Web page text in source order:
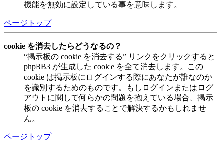
機能を無効に設定している事を意味します。
ページトップ
cookie を消去したらどうなるの？
“掲示板の cookie を消去する” リンクをクリックすると
phpBB3 が生成した cookie を全て消去します。この
cookie は掲示板にログインする際にあなたが誰なのか
を識別するためのものです。もしログインまたはログ
アウトに関して何らかの問題を抱えている場合、掲示
板の cookie を消去することで解決するかもしれませ
ん。
ページトップ